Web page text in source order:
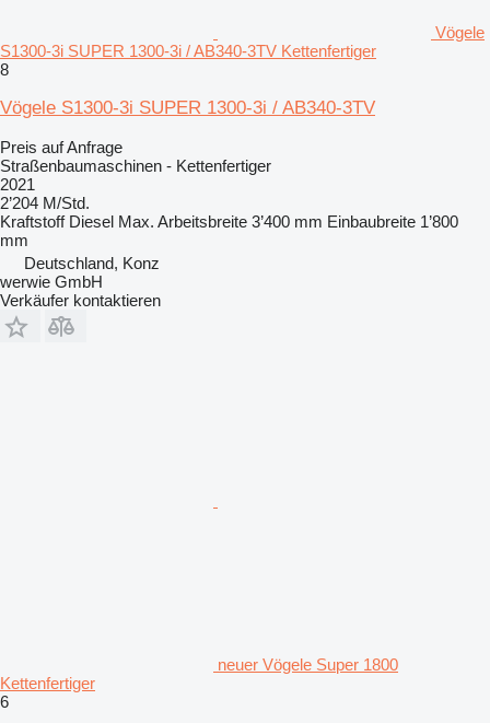
Vögele
S1300-3i SUPER 1300-3i / AB340-3TV Kettenfertiger
8
Vögele S1300-3i SUPER 1300-3i / AB340-3TV
Preis auf Anfrage
Straßenbaumaschinen - Kettenfertiger
2021
2’204 M/Std.
Kraftstoff Diesel Max. Arbeitsbreite 3’400 mm Einbaubreite 1’800
mm
Deutschland, Konz
werwie GmbH
Verkäufer kontaktieren
neuer Vögele Super 1800
Kettenfertiger
6